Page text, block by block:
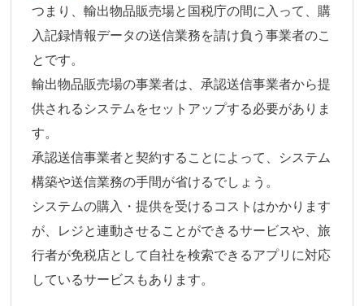
つまり、輸出物品販売場と国税庁の間に入って、購
入記録情報データの送信業務を請け負う事業者のこ
とです。
輸出物品販売場の事業者は、承認送信事業者から提
供されるシステムをセットアップする必要がありま
す。
承認送信事業者と契約することによって、システム
構築や送信業務の手間が省けるでしょう。
システムの購入・提供を受けるコストはかかります
が、レジと連動させることができるサービスや、旅
行者が免税店として自社を検索できるアプリに対応
しているサービスもあります。